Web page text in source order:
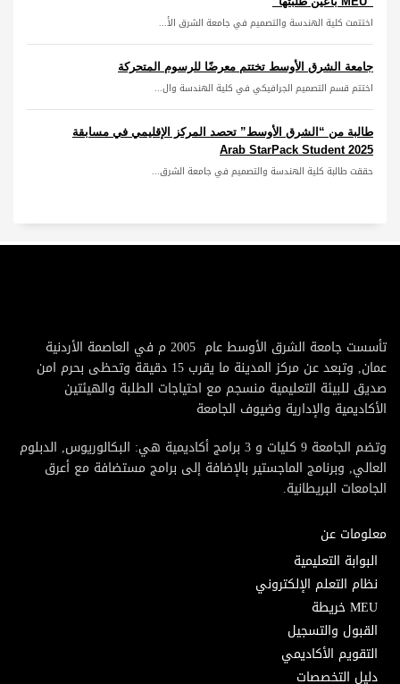
اختتمت كلية الهندسة والتصميم في جامعة الشرق الأ...
جامعة الشرق الأوسط تختتم معرضًا للرسوم المتحركة
اختتم قسم التصميم الجرافيكي في كلية الهندسة وال...
طالبة من “الشرق الأوسط” تحصد المركز الإقليمي في مسابقة
Arab StarPack Student 2025
حققت طالبة كلية الهندسة والتصميم في جامعة الشرق...
تأسست جامعة الشرق الأوسط عام 2005 م في العاصمة الأردنية
عمان, وتبعد عن مركز المدينة ما يقرب 15 دقيقة وتحظى بحرم امن
صديق للبيئة التعليمية منسجم مع احتياجات الطلبة والهيئتين
الأكاديمية والإدارية وضيوف الجامعة
وتضم الجامعة 9 كليات و 3 برامج أكاديمية هي: البكالوريوس, الدبلوم
العالي, وبرنامج الماجستير بالإضافة إلى برامج مستضافة مع أعرق
الجامعات البريطانية.
معلومات عن
البوابة التعليمية
نظام التعلم الإلكتروني
MEU خريطة
القبول والتسجيل
التقويم الأكاديمي
دليل التخصصات